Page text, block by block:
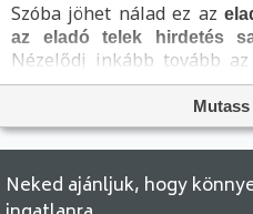
Szóba jöhet nálad ez az
az eladó telek hirdetés
Nézelődj inkább tovább az
oldal hirdetései között,
oldalra, hátha
telkét a megveszLAK
eladó telkekmenüpontban
böngészhetsz.
Neked ajánljuk, hogy